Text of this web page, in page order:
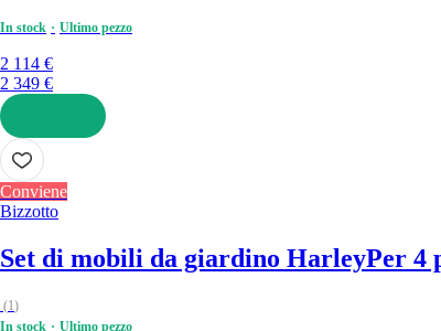
In stock Ultimo pezzo
2 114 €
2 349 €
AGGIUNGI
Conviene
Bizzotto
Set di mobili da giardino HarleyPer 4
(1)
In stock
Ultimo pezzo